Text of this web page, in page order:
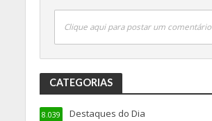
Clique aqui para postar um comentário
CATEGORIAS
Destaques do Dia
8.039